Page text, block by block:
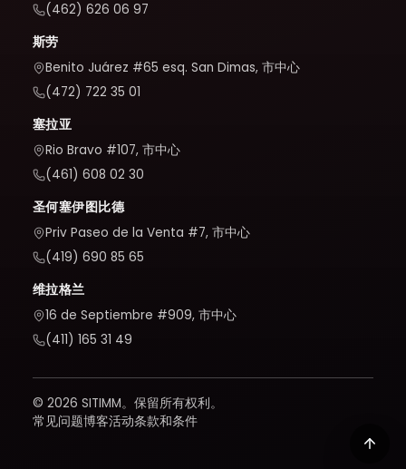
(462) 626 06 97
斯劳
Benito Juárez #65 esq. San Dimas, 市中心
(472) 722 35 01
塞拉亚
Rio Bravo #107, 市中心
(461) 608 02 30
圣何塞伊图比德
Priv Paseo de la Venta #7, 市中心
(419) 690 85 65
维拉格兰
16 de Septiembre #909, 市中心
(411) 165 31 49
© 2026 SITIMM。保留所有权利。
常见问题博客活动条款和条件